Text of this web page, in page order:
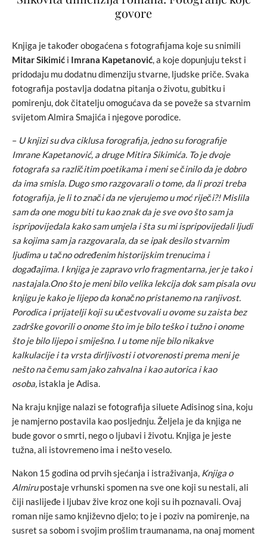
govore
Knjiga je također obogaćena s fotografijama koje su snimili
Mitar Sikimić i Imrana Kapetanović , a koje dopunjuju tekst i
pridodaju mu dodatnu dimenziju stvarne, ljudske priče. Svaka
fotografija postavlja dodatna pitanja o životu, gubitku i
pomirenju, dok čitatelju omogućava da se poveže sa stvarnim
svijetom Almira Smajića i njegove porodice.
– U knjizi su dva ciklusa forografija, jedno su forografije
Imrane Kapetanović, a druge Mitira Sikimića. To je dvoje
fotografa sa različitim poetikama i meni se činilo da je dobro
da ima smisla. Dugo smo razgovarali o tome, da li prozi treba
fotografija, je li to znači da ne vjerujemo u moć riječi?! Mislila
sam da one mogu biti tu kao znak da je sve ovo što sam ja
ispripovijedala kako sam umjela i šta su mi ispripovijedali ljudi
sa kojima sam ja razgovarala, da se ipak desilo stvarnim
ljudima u tačno određenim historijskim trenucima i
događajima. I knjiga je zapravo vrlo fragmentarna, jer je tako i
nastajala.Ono što je meni bilo velika lekcija dok sam pisala ovu
knjigu je kako je lijepo da konačno pristanemo na ranjivost.
Porodica i prijatelji koji su učestvovali u ovome su zaista bez
zadrške govorili o onome što im je bilo teško i tužno i onome
što je bilo lijepo i smiješno. I u tome nije bilo nikakve
kalkulacije i ta vrsta dirljivosti i otvorenosti prema meni je
nešto na čemu sam jako zahvalna i kao autorica i kao
osoba, istakla je Adisa.
Na kraju knjige nalazi se fotografija siluete Adisinog sina, koju
je namjerno postavila kao posljednju. Željela je da knjiga ne
bude govor o smrti, nego o ljubavi i životu. Knjiga je jeste
tužna, ali istovremeno ima i nešto veselo.
Nakon 15 godina od prvih sjećanja i istraživanja, Knjiga o
Almirupostaje vrhunski spomen na sve one koji su nestali, ali
čiji naslijeđe i ljubav žive kroz one koji su ih poznavali. Ovaj
roman nije samo književno djelo; to je i poziv na pomirenje, na
susret sa sobom i svojim prošlim traumanama, na onaj moment